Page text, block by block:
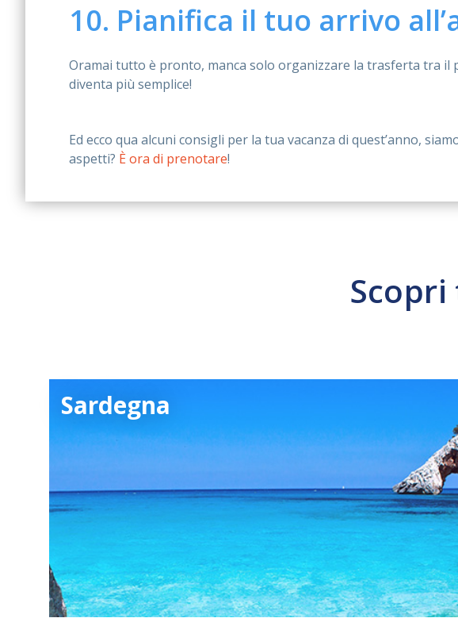
10. Pianifica il tuo arrivo
Oramai tutto è pronto, manca solo organizzare la trasferta tra il
diventa più semplice!
Ed ecco qua alcuni consigli per la tua vacanza di quest’anno,
aspetti? È ora di prenotare!
Sardegna